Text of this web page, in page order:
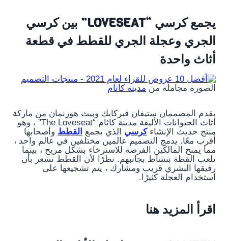
يجمع كرسي “LOVESEAT” بين كرسي
الجري وعجلة الجري للقطط في قطعة
أثاث واحدة
الصورة مجاملة من مدينة كاتام
يقدم المصممان ستيفان فيركايك وبيث هورنمان من ماركة
أثاث الحيوانات الأليفة مدينة كاثام “The Loveseat” ، وهو
منتج حديث الإنشاء كرسي الذي يجمع القطط وأصحابها
أقرب معًا. يدمج التصميم عالمين مختلفين في عالم واحد ،
مما يمنح المالكين الفرصة للاسترخاء بشكل مريح ، بينما
تلعب القطة بنشاط بجانبهم. نظرًا لأن القطط تشعر بأن
رفيقها البشري قريب ومشارك ، يتم تشجيعها على
استخدام العجلة كثيرًا.
اقرأ المزيد هنا